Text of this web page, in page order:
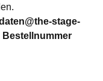
stage-
Bestellnummer